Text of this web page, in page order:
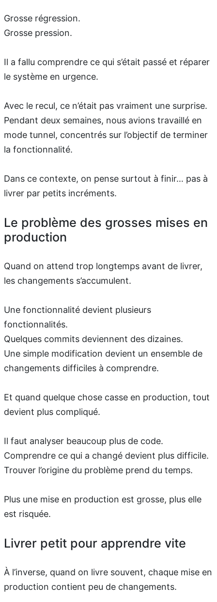
Grosse régression.
Grosse pression.
Il a fallu comprendre ce qui s’était passé et réparer
le système en urgence.
Avec le recul, ce n’était pas vraiment une surprise.
Pendant deux semaines, nous avions travaillé en
mode tunnel, concentrés sur l’objectif de terminer
la fonctionnalité.
Dans ce contexte, on pense surtout à finir… pas à
livrer par petits incréments.
Le problème des grosses mises en
production
Quand on attend trop longtemps avant de livrer,
les changements s’accumulent.
Une fonctionnalité devient plusieurs
fonctionnalités.
Quelques commits deviennent des dizaines.
Une simple modification devient un ensemble de
changements difficiles à comprendre.
Et quand quelque chose casse en production, tout
devient plus compliqué.
Il faut analyser beaucoup plus de code.
Comprendre ce qui a changé devient plus difficile.
Trouver l’origine du problème prend du temps.
Plus une mise en production est grosse, plus elle
est risquée.
Livrer petit pour apprendre vite
À l’inverse, quand on livre souvent, chaque mise en
production contient peu de changements.